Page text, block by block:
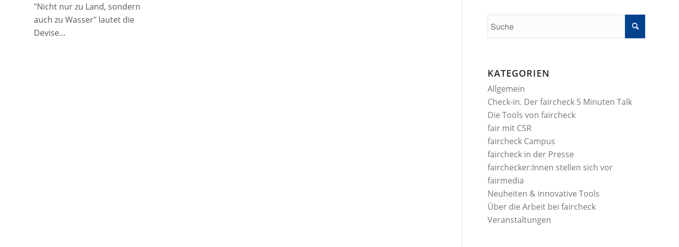
"Nicht nur zu Land, sondern
auch zu Wasser" lautet die
Devise…
KATEGORIEN
Allgemein
Check-in. Der faircheck 5 Minuten Talk
Die Tools von faircheck
fair mit CSR
faircheck Campus
faircheck in der Presse
fairchecker:Innen stellen sich vor
fairmedia
Neuheiten & innovative Tools
Über die Arbeit bei faircheck
Veranstaltungen